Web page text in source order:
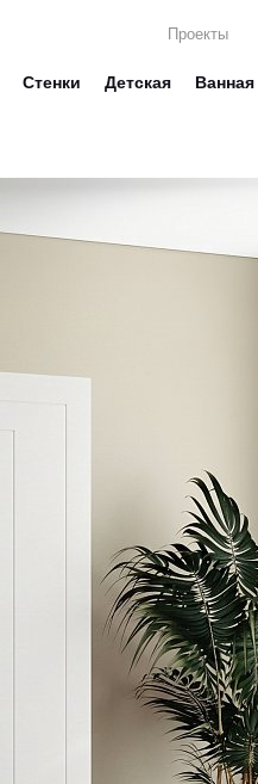
Проекты
Стенки Детская Ванная